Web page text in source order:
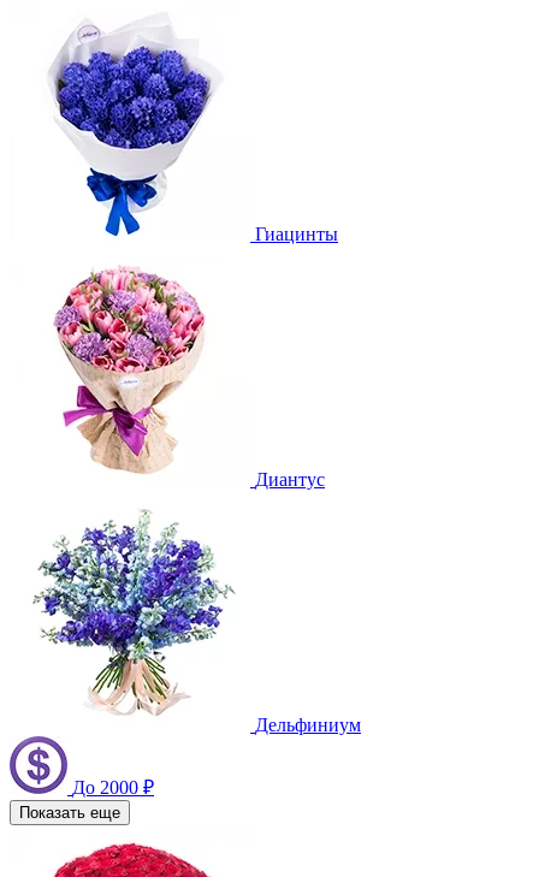
Гиацинты
Диантус
Дельфиниум
До 2000 ₽
Показать еще